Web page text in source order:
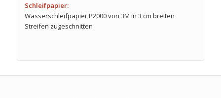
Schleifpapier:
Wasserschleifpapier P2000 von 3M in 3 cm breiten
Streifen zugeschnitten